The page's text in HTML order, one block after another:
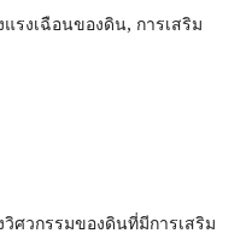
รงเฉือนของดิน, การเสริม
ศวกรรมของดินที่มีการเสริม